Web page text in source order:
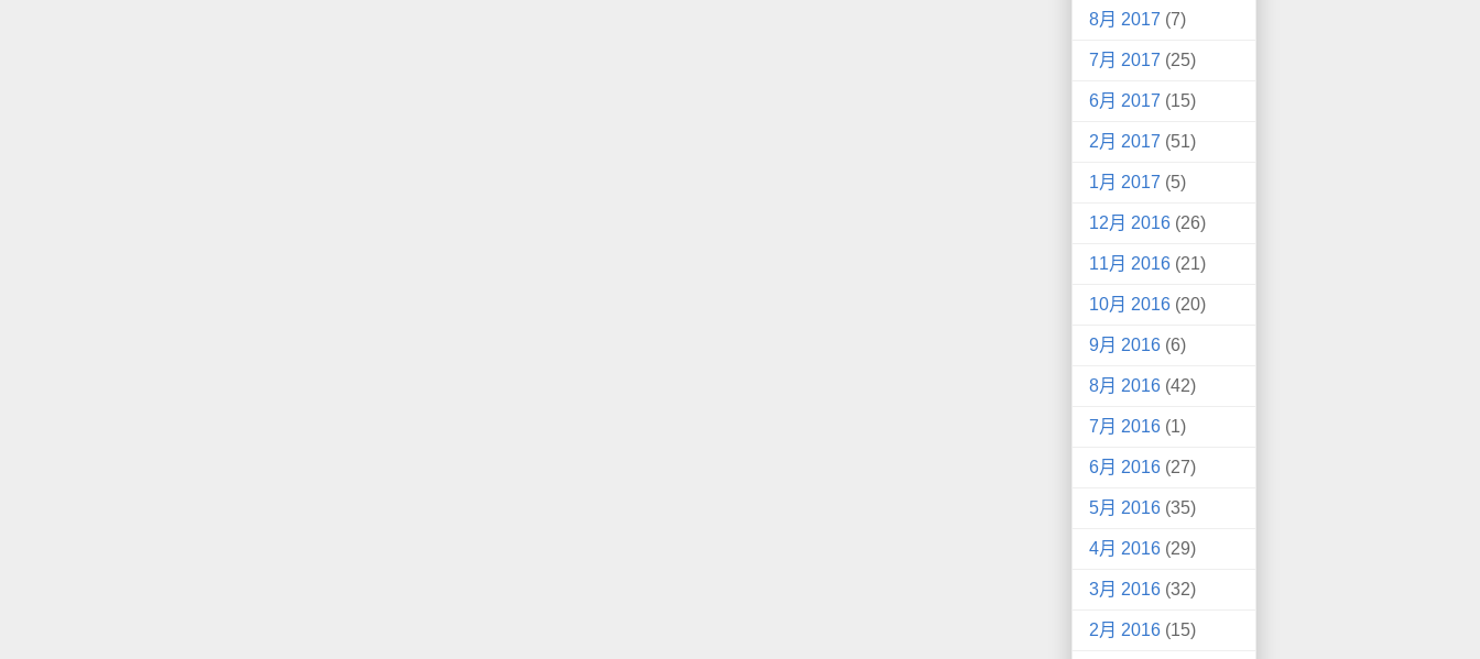
8月 2017 (7)
7月 2017 (25)
6月 2017 (15)
2月 2017 (51)
1月 2017 (5)
12月 2016 (26)
11月 2016 (21)
10月 2016 (20)
9月 2016 (6)
8月 2016 (42)
7月 2016 (1)
6月 2016 (27)
5月 2016 (35)
4月 2016 (29)
3月 2016 (32)
2月 2016 (15)